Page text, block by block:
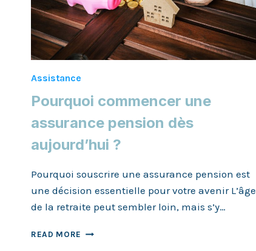
Assistance
Pourquoi commencer une
assurance pension dès
aujourd’hui ?
Pourquoi souscrire une assurance pension est
une décision essentielle pour votre avenir L’âge
de la retraite peut sembler loin, mais s’y…
READ MORE POURQUOI